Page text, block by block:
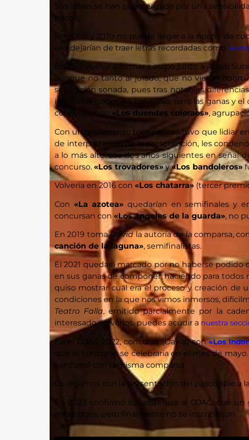
Sus letras se han caracterizado por una
pocos.
En 2009 y 2010 no puede llegar a la noche de
ello dejarían de traer letras recordadas como
En 2011 vuelve a formar equipo junto a Ángel
aunque no tanto al jurado, que no vieron
separación sonada, pues tras notables
imposible poder ir a concurso, pero las ganas y
concursar con «Los duendes coloraos»,
Con un reglamento toca narices tuvo que lidiar en
de interpretación de la presentación, les
a lo más alto. Los dos años siguientes en señal
concurso. «Los trovadores»y«Los bandoleros»
Volvería en 2016 con «Los chatarra» (tercer
Con «La azotea» quedarían en semifinales y
concursan con «Los ángeles de la guarda», no
En 2019 tomaDavidla autoría de la comparsa,
canción de la laguna», semifinalistas.
El 2021 quedará marcado por no haberse
en sus ganas de componer, haciendo para todos
quiso mostrar cuál era el proceso y creación de
condiciones en la que nos vimos inmersos,
Teatro Falla, emitido parcialmente por la
interesado en verlos, puedes acudir a nuestra
En el COAC 2022, concursó (David) con«Los
que el concurso se celebraría en el mes de
concursó con la misma comparsa
Os dejamos con la presentación del pasodoble a
En 2023 confirmó su asistencia al COAC, con
entre otros, pero finalmente no se inscribieron.